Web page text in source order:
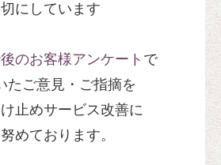
にしています
のお客様アンケート で
た ご意見・ご指摘を
止めサービス改善に
めております。